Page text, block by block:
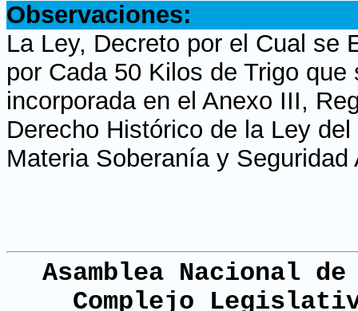
Observaciones:
La Ley, Decreto por el Cual se
por Cada 50 Kilos de Trigo
incorporada en el Anexo III,
Derecho Histórico de la Ley
Materia Soberanía y
Asamblea Nacional
Complejo